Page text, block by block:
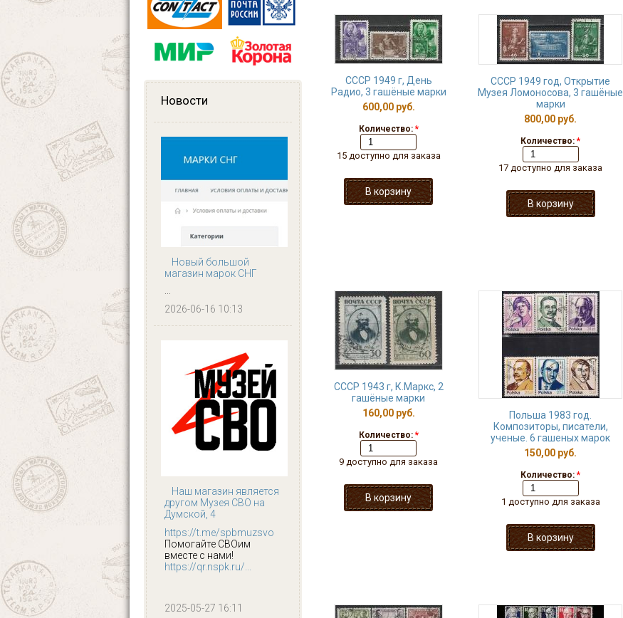
Новости
Новый большой
магазин марок СНГ
...
2026-06-16 10:13
Наш магазин является
другом Музея СВО на
Думской, 4
https://t.me/spbmuzsvo
Помогайте СВОим
вместе с нами!
https://qr.nspk.ru/...
2025-05-27 16:11
СССР 1949 г, День
Радио, 3 гашёные марки
600,00 руб.
Количество: *
15 доступно для заказа
СССР 1949 год, Открытие
Музея Ломоносова, 3 гашёные
марки
800,00 руб.
Количество: *
17 доступно для заказа
СССР 1943 г, К.Маркс, 2
гашёные марки
160,00 руб.
Количество: *
9 доступно для заказа
Польша 1983 год.
Композиторы, писатели,
ученые. 6 гашеных марок
150,00 руб.
Количество: *
1 доступно для заказа